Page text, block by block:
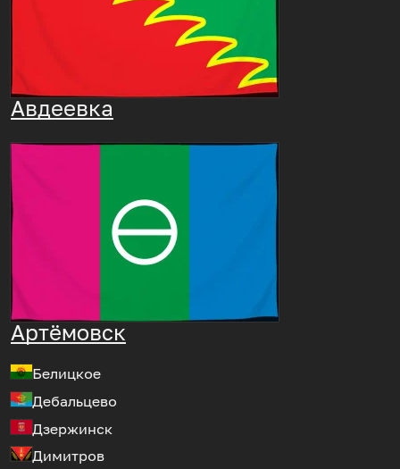
Авдеевка
Артёмовск
Белицкое
Дебальцево
Дзержинск
Димитров